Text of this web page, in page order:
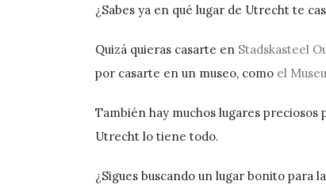
¿Sabes ya en qué lugar de Utrecht te
Quizá quieras casarte en Stadskasteel
por casarte en un museo, como el
También hay muchos lugares
Utrecht lo tiene todo.
¿Sigues buscando un lugar bonito para